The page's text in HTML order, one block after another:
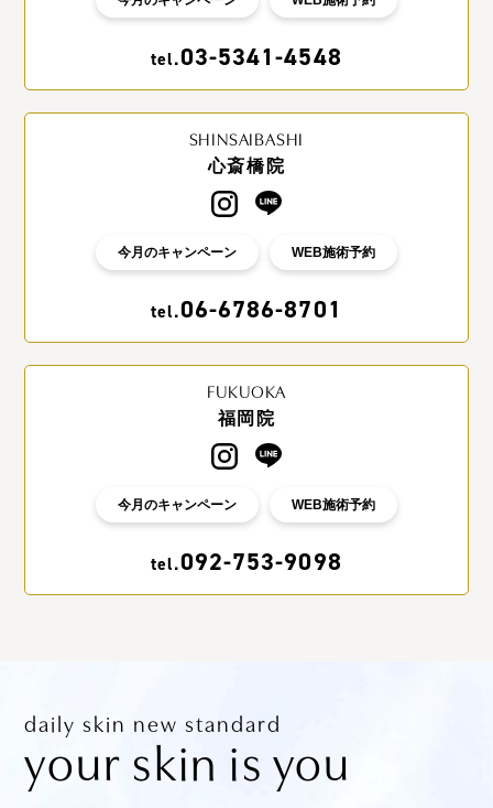
tel.03-5341-4548
SHINSAIBASHI
心斎橋院
今月のキャンペーン WEB施術予約
tel.06-6786-8701
FUKUOKA
福岡院
今月のキャンペーン WEB施術予約
tel.092-753-9098
daily skin new standard
your skin is you